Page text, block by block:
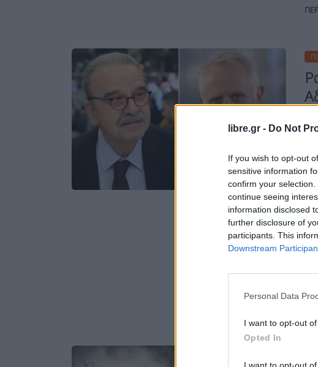
libre.gr - Do Not
If you wish to opt-out
sensitive information
confirm your
continue seeing
information disclosed
further disclosure of
participants. This
Downstream
Personal Data
I want to opt-out
Opted In
Η